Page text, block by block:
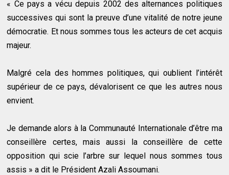
« Ce pays a vécu depuis 2002 des alternances politiques
successives qui sont la preuve d’une vitalité de notre jeune
démocratie. Et nous sommes tous les acteurs de cet acquis
majeur.
Malgré cela des hommes politiques, qui oublient l’intérêt
supérieur de ce pays, dévalorisent ce que les autres nous
envient.
Je demande alors à la Communauté Internationale d’être ma
conseillère certes, mais aussi la conseillère de cette
opposition qui scie l’arbre sur lequel nous sommes tous
assis » a dit le Président Azali Assoumani.